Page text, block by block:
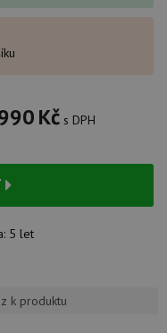
Kč s DPH
5 let
k produktu